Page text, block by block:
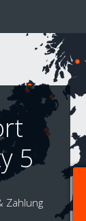
5
Zahlung